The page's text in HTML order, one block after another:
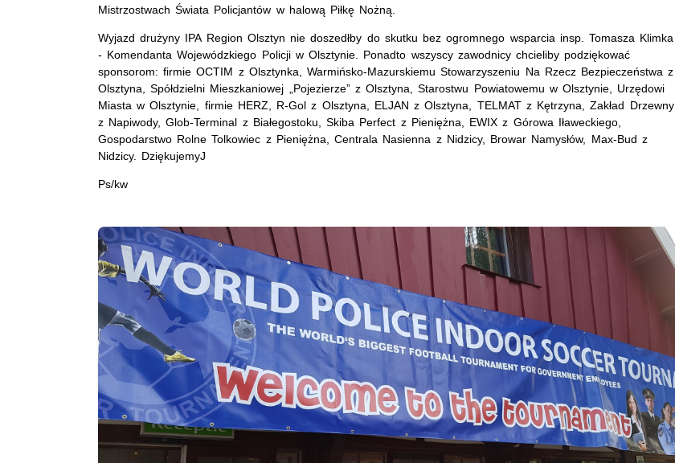
Mistrzostwach Świata Policjantów w halową Piłkę Nożną.
Wyjazd drużyny IPA Region Olsztyn nie doszedłby do skutku bez ogromnego wsparcia insp. Tomasza Klimka
- Komendanta Wojewódzkiego Policji w Olsztynie. Ponadto wszyscy zawodnicy chcieliby podziękować
sponsorom: firmie OCTIM z Olsztynka, Warmińsko-Mazurskiemu Stowarzyszeniu Na Rzecz Bezpieczeństwa z
Olsztyna, Spółdzielni Mieszkaniowej „Pojezierze” z Olsztyna, Starostwu Powiatowemu w Olsztynie, Urzędowi
Miasta w Olsztynie, firmie HERZ, R-Gol z Olsztyna, ELJAN z Olsztyna, TELMAT z Kętrzyna, Zakład Drzewny
z Napiwody, Glob-Terminal z Białegostoku, Skiba Perfect z Pieniężna, EWIX z Górowa Iławeckiego,
Gospodarstwo Rolne Tolkowiec z Pieniężna, Centrala Nasienna z Nidzicy, Browar Namysłów, Max-Bud z
Nidzicy. DziękujemyJ
Ps/kw